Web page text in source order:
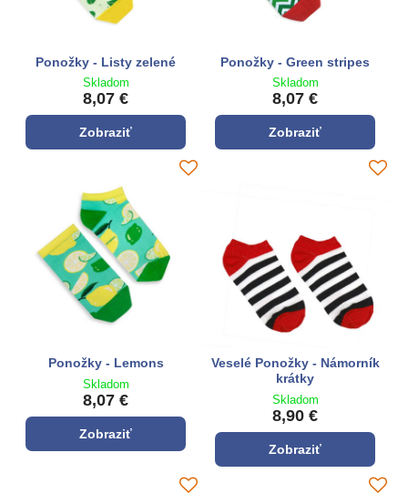
Ponožky - Listy zelené
Skladom
8,07 €
Zobraziť
Ponožky - Green stripes
Skladom
8,07 €
Zobraziť
Ponožky - Lemons
Skladom
8,07 €
Zobraziť
Veselé Ponožky - Námorník
krátky
Skladom
8,90 €
Zobraziť